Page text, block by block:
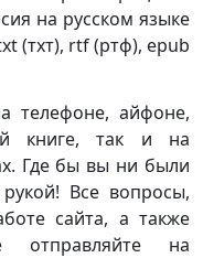
на русском языке
(тхт), rtf (ртф), epub
телефоне, айфоне,
книге, так и на
Где бы вы ни были
Все вопросы,
сайта, а также
отправляйте на